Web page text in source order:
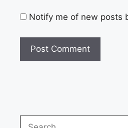
Notify me of new posts
Search